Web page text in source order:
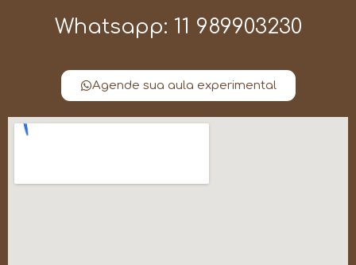
Whatsapp: 11 989903230
Agende sua aula experimental